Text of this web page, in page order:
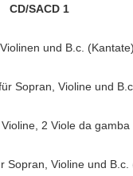
CD/SACD 1
und B.c. (Kantate)
Sopran, Violine und
2 Viole da gamba
Sopran, Violine und B.c.